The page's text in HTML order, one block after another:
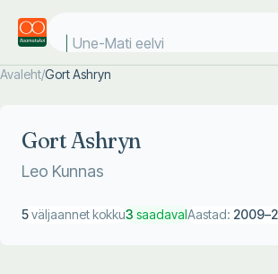
Une-Mati eelvii
Avaleht/Gort Ashryn
Gort Ashryn
Leo Kunnas
5väljaannet kokku3 saadavalAastad: 2009–